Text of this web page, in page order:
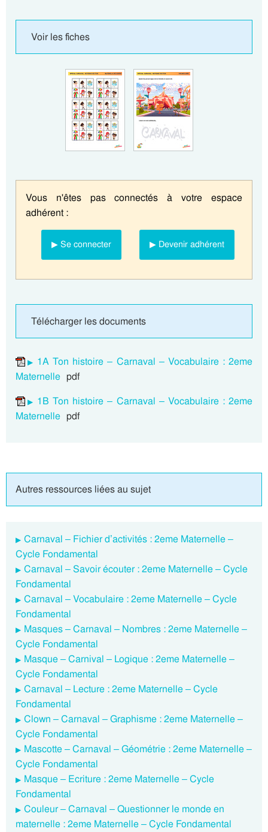
Voir les fiches
Vous n'êtes pas connectés à votre espace
adhérent :
▶ Se connecter ▶ Devenir adhérent
Télécharger les documents
1A Ton histoire – Carnaval – Vocabulaire : 2eme
Maternelle pdf
1B Ton histoire – Carnaval – Vocabulaire : 2eme
Maternelle pdf
Autres ressources liées au sujet
Carnaval – Fichier d’activités : 2eme Maternelle –
Cycle Fondamental
Carnaval – Savoir écouter : 2eme Maternelle – Cycle
Fondamental
Carnaval – Vocabulaire : 2eme Maternelle – Cycle
Fondamental
Masques – Carnaval – Nombres : 2eme Maternelle –
Cycle Fondamental
Masque – Carnival – Logique : 2eme Maternelle –
Cycle Fondamental
Carnaval – Lecture : 2eme Maternelle – Cycle
Fondamental
Clown – Carnaval – Graphisme : 2eme Maternelle –
Cycle Fondamental
Mascotte – Carnaval – Géométrie : 2eme Maternelle –
Cycle Fondamental
Masque – Ecriture : 2eme Maternelle – Cycle
Fondamental
Couleur – Carnaval – Questionner le monde en
maternelle : 2eme Maternelle – Cycle Fondamental